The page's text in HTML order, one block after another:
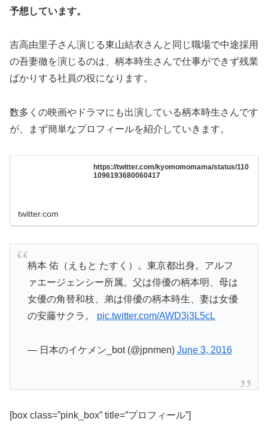
予想しています。
吉高由里子さん演じる東山結衣さんと同じ職場で中途採用
の吾妻徹を演じるのは、柄本時生さんで仕事ができず残業
ばかりする社員の役になります。
数多くの映画やドラマにも出演している柄本時生さんです
が、まず簡単なプロフィールを紹介していきます。
https://twitter.com/kyomomomama/status/110
1096193680060417
twitter.com
柄本 佑（えもと たすく）。東京都出身。アルフ
ァエージェンシー所属。父は俳優の柄本明、母は
女優の角替和枝、弟は俳優の柄本時生、妻は女優
の安藤サクラ。 pic.twitter.com/AWD3j3L5cL
— 日本のイケメン_bot (@jpnmen) June 3, 2016
[box class=”pink_box” title=”プロフィール”]